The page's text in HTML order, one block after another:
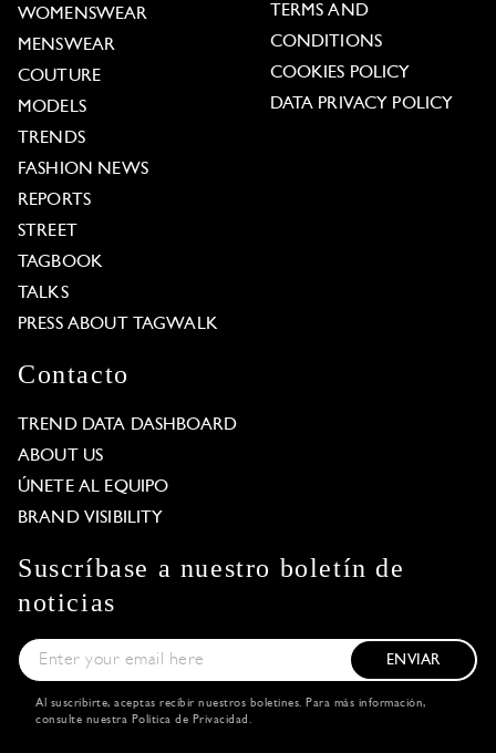
WOMENSWEAR
MENSWEAR
COUTURE
MODELS
TRENDS
FASHION NEWS
REPORTS
STREET
TAGBOOK
TALKS
PRESS ABOUT TAGWALK
TERMS AND
CONDITIONS
COOKIES POLICY
DATA PRIVACY POLICY
Contacto
TREND DATA DASHBOARD
ABOUT US
ÚNETE AL EQUIPO
BRAND VISIBILITY
Suscríbase a nuestro boletín de
noticias
ENVIAR
Al suscribirte, aceptas recibir nuestros boletines. Para más información,
consulte nuestra Política de Privacidad .